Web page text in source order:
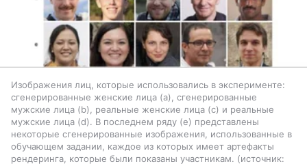
Изображения лиц, которые использовались в эксперименте:
сгенерированные женские лица (a), сгенерированные
мужские лица (b), реальные женские лица (c) и реальные
мужские лица (d). В последнем ряду (e) представлены
некоторые сгенерированные изображения, использованные в
обучающем задании, каждое из которых имеет артефакты
рендеринга, которые были показаны участникам.
источник: